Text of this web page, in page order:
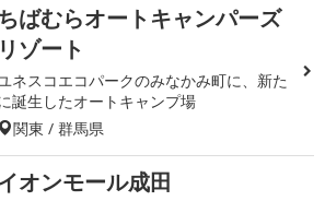
ちばむらオートキャンパーズ
リゾート
ネスコエコパークのみなかみ町に、新た
誕生したオートキャンプ場
関東 / 群馬県
オンモール成田